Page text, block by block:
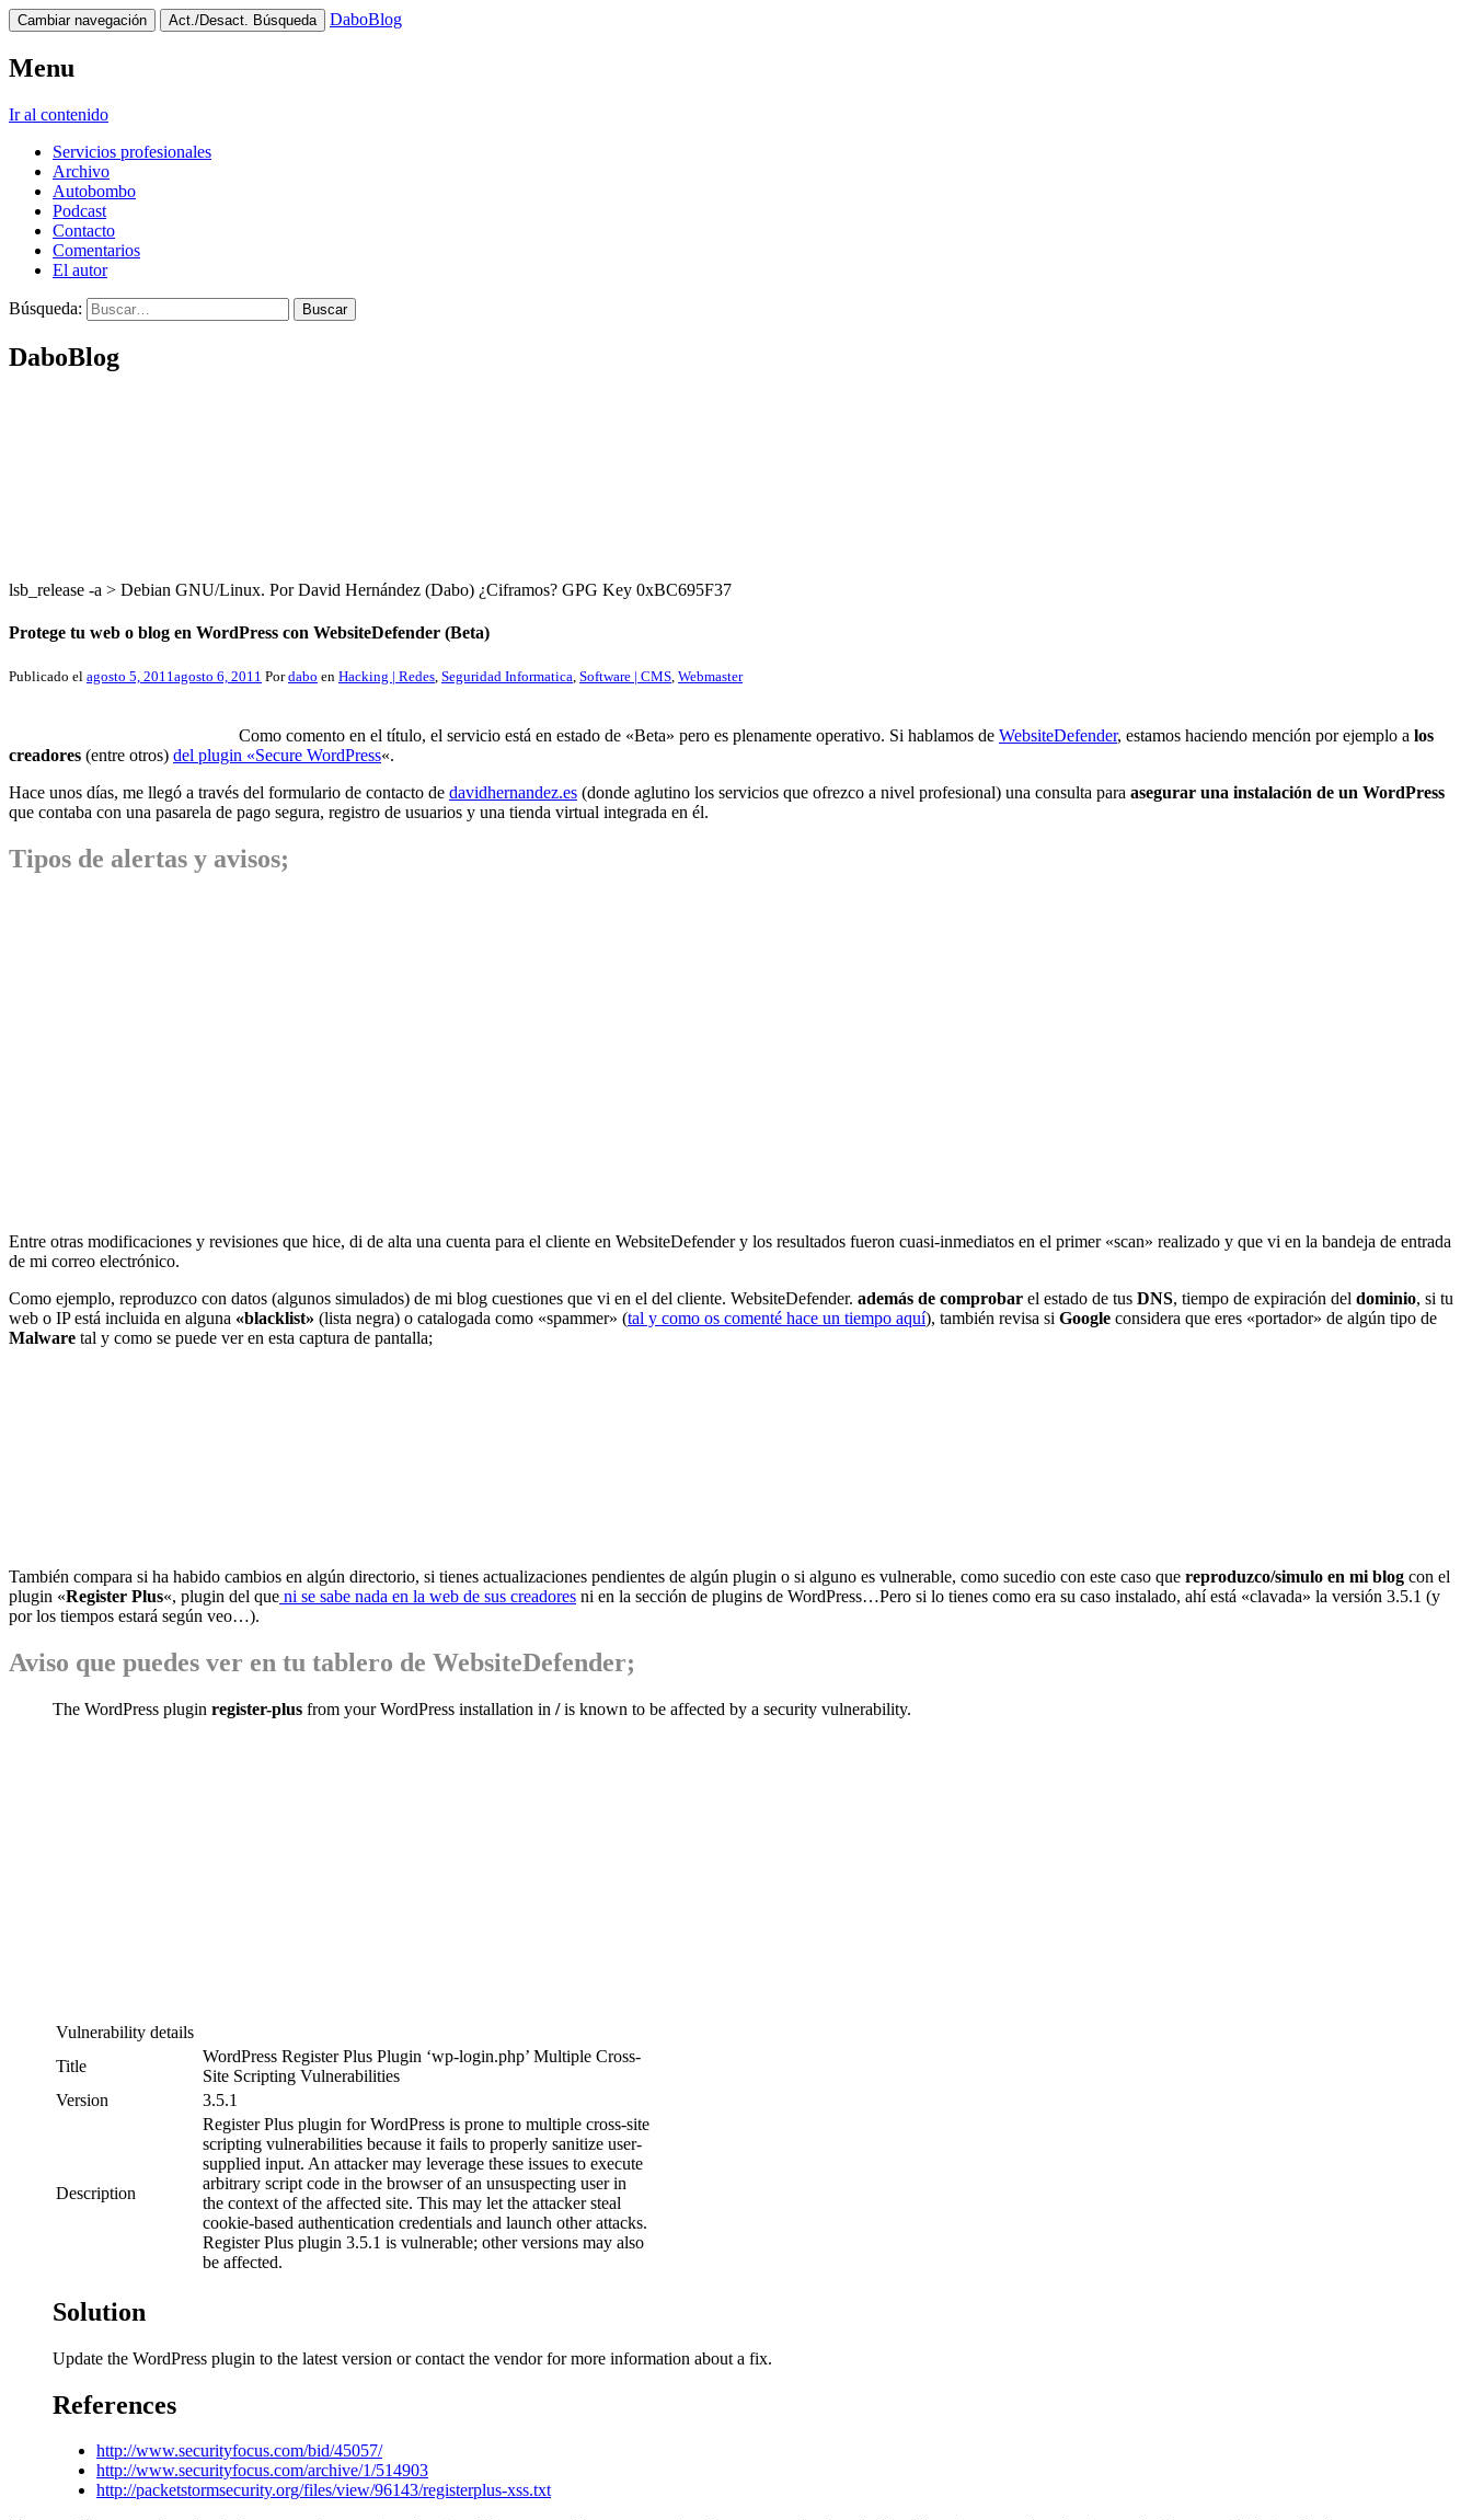
Cambiar navegación Act./Desact. Búsqueda DaboBlog
Menu
Ir al contenido
Servicios profesionales
Archivo
Autobombo
Podcast
Contacto
Comentarios
El autor
Búsqueda:
DaboBlog
lsb_release -a > Debian GNU/Linux. Por David Hernández (Dabo) ¿Ciframos? GPG Key 0xBC695F37
Protege tu web o blog en WordPress con WebsiteDefender (Beta)
Publicado el agosto 5, 2011agosto 6, 2011 Pordabo en Hacking | Redes, Seguridad Informatica, Software | CMS, Webmaster
Como comento en el título, el servicio está en estado de «Beta» pero es plenamente operativo. Si hablamos de WebsiteDefender, estamos haciendo mención por ejemplo a los
creadores (entre otros) del plugin «Secure WordPress«.
Hace unos días, me llegó a través del formulario de contacto de davidhernandez.es (donde aglutino los servicios que ofrezco a nivel profesional) una consulta para asegurar una instalación de un WordPress
que contaba con una pasarela de pago segura, registro de usuarios y una tienda virtual integrada en él.
Tipos de alertas y avisos;
Entre otras modificaciones y revisiones que hice, di de alta una cuenta para el cliente en WebsiteDefender y los resultados fueron cuasi-inmediatos en el primer «scan» realizado y que vi en la bandeja de entrada
de mi correo electrónico.
Como ejemplo, reproduzco con datos (algunos simulados) de mi blog cuestiones que vi en el del cliente. WebsiteDefender. además de comprobar el estado de tus DNS, tiempo de expiración del dominio, si tu
web o IP está incluida en alguna «blacklist» (lista negra) o catalogada como «spammer» (tal y como os comenté hace un tiempo aquí), también revisa si Google considera que eres «portador» de algún tipo de
Malware tal y como se puede ver en esta captura de pantalla;
También compara si ha habido cambios en algún directorio, si tienes actualizaciones pendientes de algún plugin o si alguno es vulnerable, como sucedio con este caso que reproduzco/simulo en mi blog con el
plugin «Register Plus«, plugin del que ni se sabe nada en la web de sus creadores ni en la sección de plugins de WordPress…Pero si lo tienes como era su caso instalado, ahí está «clavada» la versión 3.5.1 (y
por los tiempos estará según veo…).
Aviso que puedes ver en tu tablero de WebsiteDefender;
The WordPress plugin register-plus from your WordPress installation in /is known to be affected by a security vulnerability.
Vulnerability details
Title
WordPress Register Plus Plugin ‘wp-login.php’ Multiple Cross-
Site Scripting Vulnerabilities
Version
3.5.1
Description
Register Plus plugin for WordPress is prone to multiple cross-site
scripting vulnerabilities because it fails to properly sanitize user-
supplied input. An attacker may leverage these issues to execute
arbitrary script code in the browser of an unsuspecting user in
the context of the affected site. This may let the attacker steal
cookie-based authentication credentials and launch other attacks.
Register Plus plugin 3.5.1 is vulnerable; other versions may also
be affected.
Solution
Update the WordPress plugin to the latest version or contact the vendor for more information about a fix.
References
http://www.securityfocus.com/bid/45057/
http://www.securityfocus.com/archive/1/514903
http://packetstormsecurity.org/files/view/96143/registerplus-xss.txt